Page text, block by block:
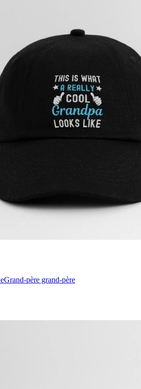
Grand-père grand-père